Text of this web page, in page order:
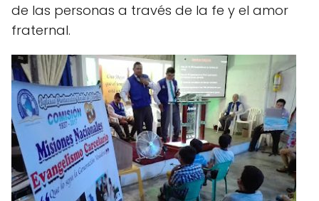
de las personas a través de la fe y el amor
fraternal.